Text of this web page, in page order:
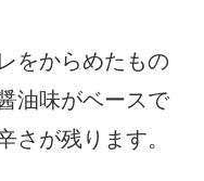
をからめたもの
油味がベースで
さが残ります。